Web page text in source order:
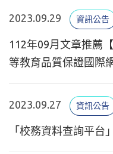
2023.09.29 資訊公告
112年09月文章推薦
等教育品質保證國際
2023.09.27 資訊公告
「校務資料查詢平台